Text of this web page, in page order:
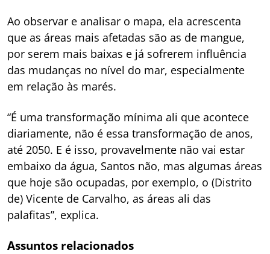
Ao observar e analisar o mapa, ela acrescenta
que as áreas mais afetadas são as de mangue,
por serem mais baixas e já sofrerem influência
das mudanças no nível do mar, especialmente
em relação às marés.
“É uma transformação mínima ali que acontece
diariamente, não é essa transformação de anos,
até 2050. E é isso, provavelmente não vai estar
embaixo da água, Santos não, mas algumas áreas
que hoje são ocupadas, por exemplo, o (Distrito
de) Vicente de Carvalho, as áreas ali das
palafitas”, explica.
Assuntos relacionados